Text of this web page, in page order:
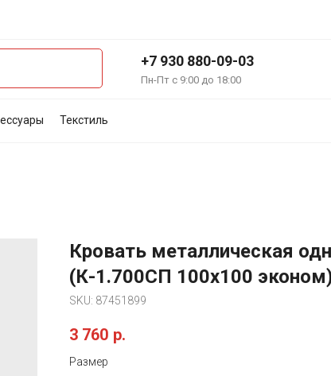
+7 930 880-09-03
Пн-Пт с 9:00 до 18:00
Текстиль
Кровать металлическая
(К-1.700СП 100х100
SKU: 87451899
3 760 р.
Размер